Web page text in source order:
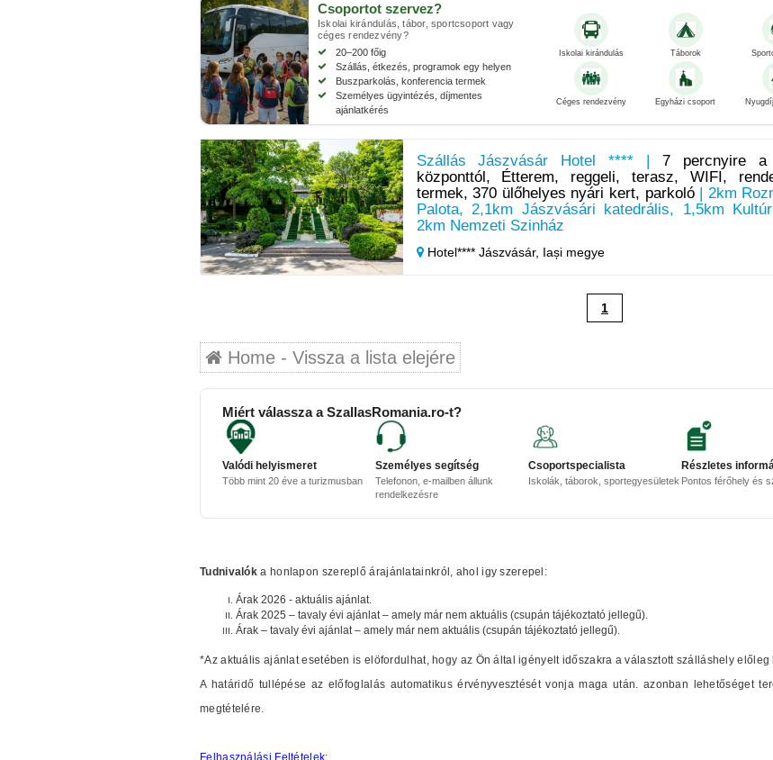
Csoportot szervez?
Iskolai kirándulás, tábor, sportcsoport vagy
céges rendezvény?
20–200 főig
Szállás, étkezés, programok egy helyen
Buszparkolás, konferencia termek
Személyes ügyintézés, díjmentes
ajánlatkérés
Iskolai kirándulás Táborok
Céges rendezvény Egyházi csoport
Szállás Jászvásár Hotel **** |7 percnyire a
központtól, Étterem, reggeli, terasz, WIFI,
termek, 370 ülőhelyes nyári kert, parkoló| 2km
Palota, 2,1km Jászvásári katedrális, 1,5km
2km Nemzeti Szinház
Hotel**** Jászvásár, Iași megye
1
Home - Vissza a lista elejére
Miért válassza a SzallasRomania.ro-t?
Valódi helyismeret
Több mint 20 éve a turizmusban
Személyes segítség
Telefonon, e-mailben állunk
rendelkezésre
Csoportspecialista
Iskolák, táborok, sportegyesületek
Részletes
Pontos férőhely és
Tudnivalók a honlapon szereplő árajánlatainkról, ahol igy szerepel:
Árak 2026 - aktuális ajánlat.
Árak 2025 – tavaly évi ajánlat – amely már nem aktuális (csupán tájékoztató jellegű).
Árak – tavaly évi ajánlat – amely már nem aktuális (csupán tájékoztató jellegű).
*Az aktuális ajánlat esetében is elöfordulhat, hogy az Ön által igényelt időszakra a választott szálláshely
A határidő tullépése az előfoglalás automatikus érvényvesztését vonja maga után. azonban lehetőséget
megtételére.